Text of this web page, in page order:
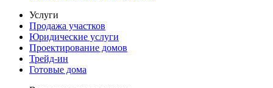
Услуги
Продажа участков
Юридические услуги
Проектирование домов
Трейд-ин
Готовые дома